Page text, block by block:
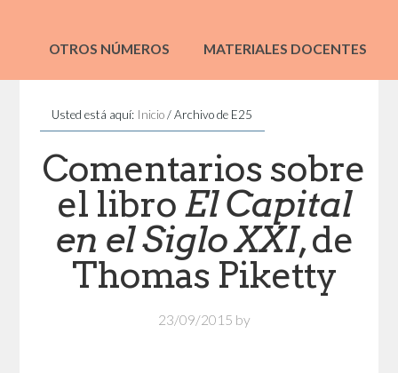
OTROS NÚMEROS MATERIALES DOCENTES
Usted está aquí: Inicio /Archivo de E25
Comentarios sobre
el libro El Capital
en el Siglo XXI, de
Thomas Piketty
23/09/2015 by